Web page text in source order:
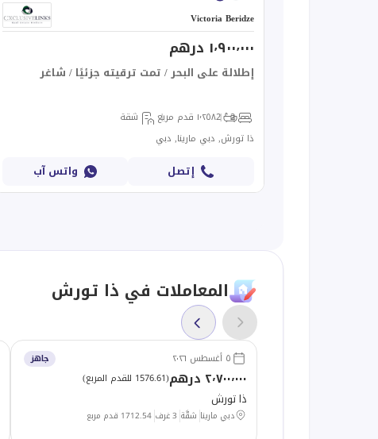
Victoria Beridze
١٬٩٠٠٬٠٠٠ درهم
إطلالة على البحر / تمت ترقيته جزئيًا / شاغر
2
2١٬٢٥٨ قدم مربع
شقة
ذا تورش, دبي مارينا, دبي
إتصل واتس آب
المعاملات في ذا تورش
٥ أغسطس ٢٠٢٦ جاهز
٢٬٧٠٠٬٠٠٠ درهم (1576.61 للقدم المربع )
ذا تورش
دبي مارينا شقَّة 3 غرف 1712.54 قدم مربع